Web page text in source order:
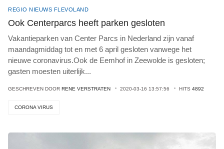
REGIO NIEUWS FLEVOLAND
Ook Centerparcs heeft parken gesloten
Vakantieparken van Center Parcs in Nederland zijn vanaf
maandagmiddag tot en met 6 april gesloten vanwege het
nieuwe coronavirus.Ook de Eemhof in Zeewolde is gesloten;
gasten moesten uiterlijk...
GESCHREVEN DOOR RENE VERSTRATEN 2020-03-16 13:57:56 HITS 4892
CORONA VIRUS